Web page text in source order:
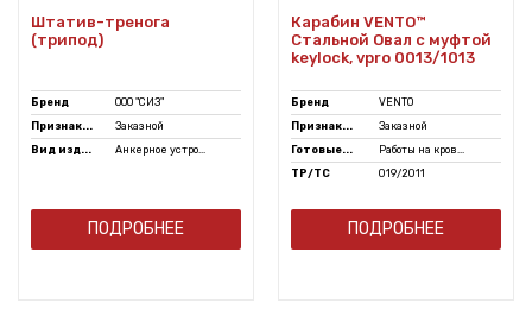
Штатив-тренога
(трипод)
Бренд
ООО "СИЗ"
Признак...
Заказной
Вид изд...
Анкерное устро...
ПОДРОБНЕЕ
Карабин VENTO™
Стальной Овал с муфтой
keylock, vpro 0013/1013
Бренд
VENTO
Признак...
Заказной
Готовые...
Работы на кров...
ТР/ТС
019/2011
ПОДРОБНЕЕ